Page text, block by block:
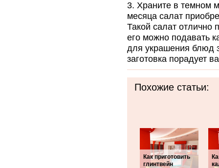
Храните в темном
месяца салат
Такой салат
его можно подавать
для украшения блюд
заготовка порадует
Похожие статьи:
Как приготовить
глинтвейн